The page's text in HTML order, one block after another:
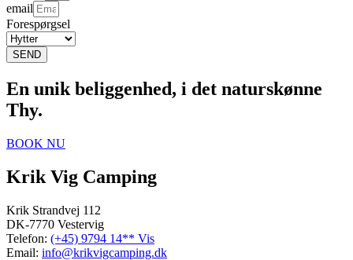
email
Forespørgsel
SEND
En unik beliggenhed, i det naturskønne
Thy.
BOOK NU
Krik Vig Camping
Krik Strandvej 112
DK-7770 Vestervig
Telefon: (+45) 9794 14** Vis
Email: info@krikvigcamping.dk